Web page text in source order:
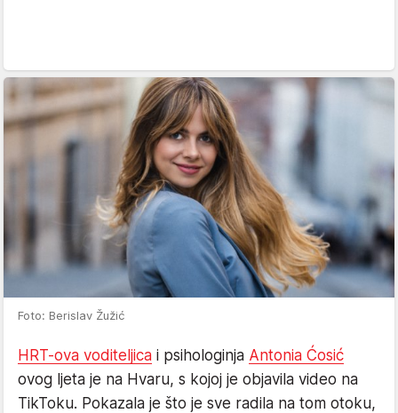
Foto: Berislav Žužić
HRT-ova voditeljica i psihologinja Antonia Ćosić
ovog ljeta je na Hvaru, s kojoj je objavila video na
TikToku. Pokazala je što je sve radila na tom otoku,